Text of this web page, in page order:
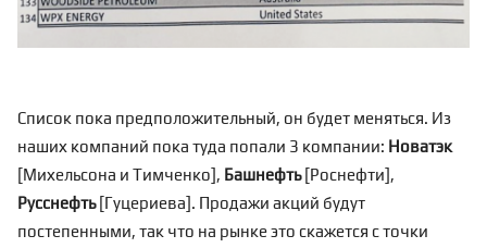
Список пока предположительный, он будет меняться. Из
наших компаний пока туда попали 3 компании: Новатэк
[Михельсона и Тимченко], Башнефть[Роснефти],
Русснефть[Гуцериева]. Продажи акций будут
постепенными, так что на рынке это скажется с точки